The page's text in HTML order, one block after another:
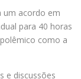
um acordo em
para 40 horas
como a
e discussões